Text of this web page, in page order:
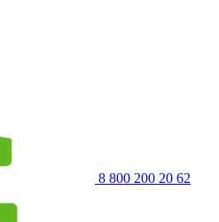
8 800 200 20 62